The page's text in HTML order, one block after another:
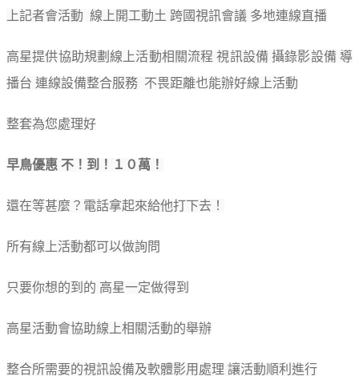
上記者會活動 線上開工動土 跨國視訊會議 多地連線直播
高星提供協助規劃線上活動相關流程 視訊設備 攝錄影設備 導
播台 連線設備整合服務 不畏距離也能辦好線上活動
整套為您處理好
早鳥優惠 不！到！１０萬！
還在等甚麼？電話拿起來給他打下去！
所有線上活動都可以做詢問
只要你想的到的 高星一定做得到
高星活動會協助線上相關活動的舉辦
整合所需要的視訊設備及軟體影用處理 讓活動順利進行